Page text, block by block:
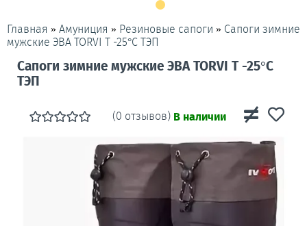
Главная » Амуниция » Резиновые сапоги » Сапоги зимние
мужские ЭВА TORVI T -25°C ТЭП
Сапоги зимние мужские ЭВА TORVI T -25°C
ТЭП
(0 отзывов) В наличии